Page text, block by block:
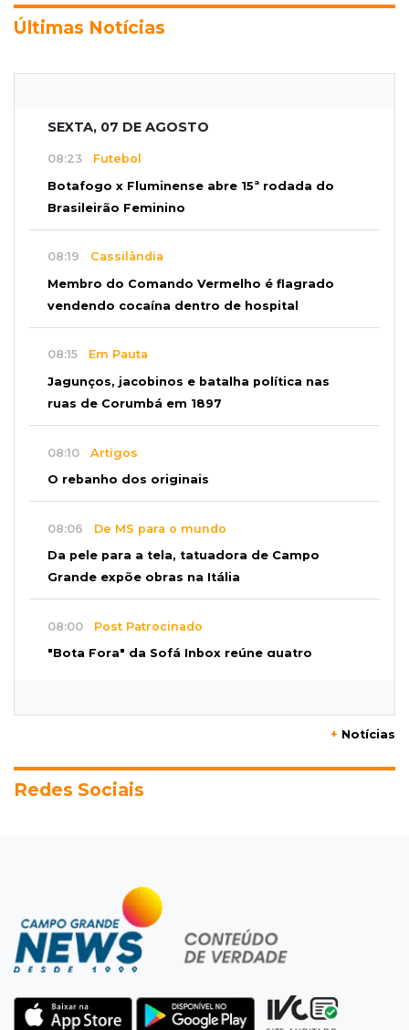
Últimas Notícias
SEXTA, 07 DE AGOSTO
08:23 Futebol
Botafogo x Fluminense abre 15ª rodada do
Brasileirão Feminino
08:19 Cassilândia
Membro do Comando Vermelho é flagrado
vendendo cocaína dentro de hospital
08:15 Em Pauta
Jagunços, jacobinos e batalha política nas
ruas de Corumbá em 1897
08:10 Artigos
O rebanho dos originais
08:06 De MS para o mundo
Da pele para a tela, tatuadora de Campo
Grande expõe obras na Itália
08:00 Post Patrocinado
"Bota Fora" da Sofá Inbox reúne quatro
passeio campo-grandense
07:48Pele Vermelha, Corona, Valley...
Muita gente já passou a madrugada dentro da
imaginação de Scalise
07:45 José Marques
+ Notícias
Redes Sociais